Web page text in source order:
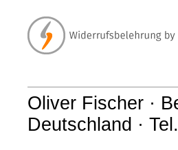
Oliver Fischer ·
Deutschland ·